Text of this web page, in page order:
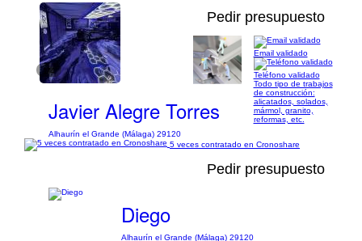
1/4
Pedir presupuesto
Javier Alegre Torres
Alhaurín el Grande (Málaga) 29120
Email validado
Teléfono validado
Todo tipo de trabajos
de construcción:
alicatados, solados,
mármol, granito,
reformas, etc.
5 veces contratado en Cronoshare
Pedir presupuesto
Diego
Alhaurín el Grande (Málaga) 29120